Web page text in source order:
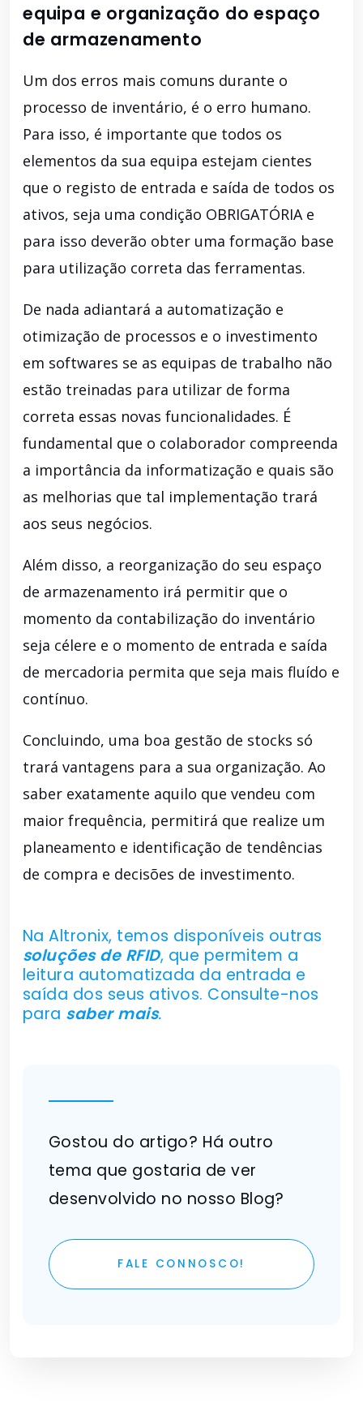
equipa e organização do espaço
de armazenamento
Um dos erros mais comuns durante o
processo de inventário, é o erro humano.
Para isso, é importante que todos os
elementos da sua equipa estejam cientes
que o registo de entrada e saída de todos os
ativos, seja uma condição OBRIGATÓRIA e
para isso deverão obter uma formação base
para utilização correta das ferramentas.
De nada adiantará a automatização e
otimização de processos e o investimento
em softwares se as equipas de trabalho não
estão treinadas para utilizar de forma
correta essas novas funcionalidades. É
fundamental que o colaborador compreenda
a importância da informatização e quais são
as melhorias que tal implementação trará
aos seus negócios.
Além disso, a reorganização do seu espaço
de armazenamento irá permitir que o
momento da contabilização do inventário
seja célere e o momento de entrada e saída
de mercadoria permita que seja mais fluído e
contínuo.
Concluindo, uma boa gestão de stocks só
trará vantagens para a sua organização. Ao
saber exatamente aquilo que vendeu com
maior frequência, permitirá que realize um
planeamento e identificação de tendências
de compra e decisões de investimento.
Na Altronix, temos disponíveis outras
soluções de RFID, que permitem a
leitura automatizada da entrada e
saída dos seus ativos. Consulte-nos
para saber mais.
Gostou do artigo? Há outro
tema que gostaria de ver
desenvolvido no nosso Blog?
FALE CONNOSCO!